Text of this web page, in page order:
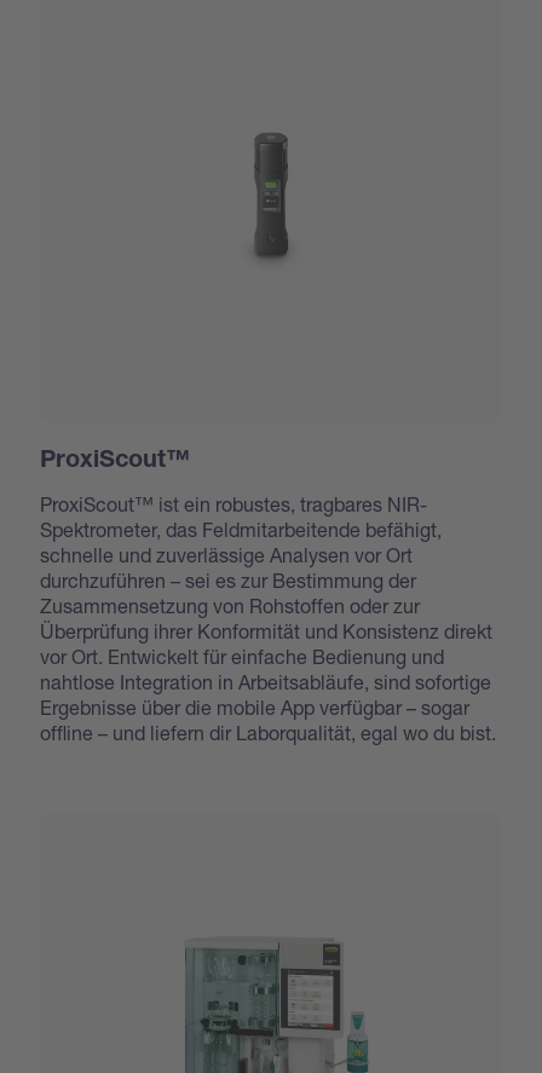
ProxiScout™
ProxiScout™ ist ein robustes, tragbares NIR-
Spektrometer, das Feldmitarbeitende befähigt,
schnelle und zuverlässige Analysen vor Ort
durchzuführen – sei es zur Bestimmung der
Zusammensetzung von Rohstoffen oder zur
Überprüfung ihrer Konformität und Konsistenz direkt
vor Ort. Entwickelt für einfache Bedienung und
nahtlose Integration in Arbeitsabläufe, sind sofortige
Ergebnisse über die mobile App verfügbar – sogar
offline – und liefern dir Laborqualität, egal wo du bist.